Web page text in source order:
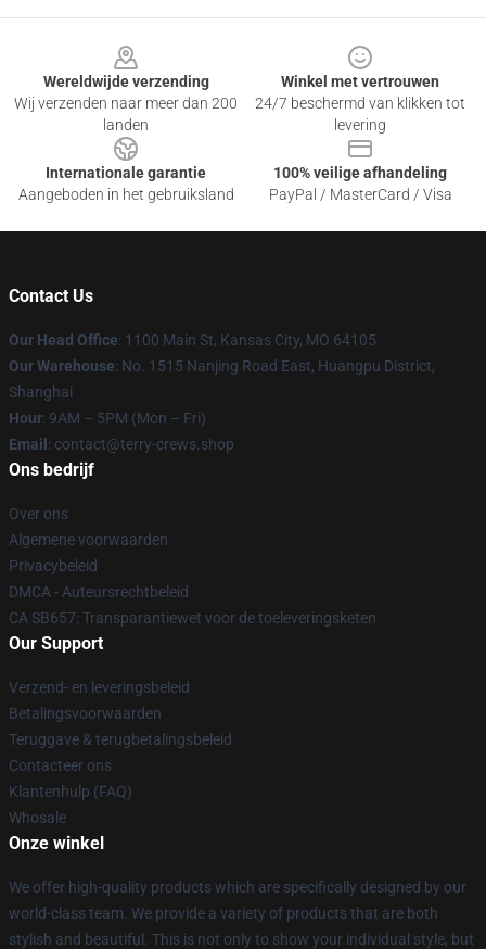
Wereldwijde verzending
Wij verzenden naar meer dan 200
landen
Winkel met vertrouwen
24/7 beschermd van klikken tot
levering
Internationale garantie
Aangeboden in het gebruiksland
100% veilige afhandeling
PayPal / MasterCard / Visa
Contact Us
Our Head Office: 1100 Main St, Kansas City, MO 64105
Our Warehouse: No. 1515 Nanjing Road East, Huangpu District,
Shanghai
Hour: 9AM – 5PM (Mon – Fri)
Email : contact@terry-crews.shop
Ons bedrijf
Over ons
Algemene voorwaarden
Privacybeleid
DMCA - Auteursrechtbeleid
CA SB657: Transparantiewet voor de toeleveringsketen
Our Support
Verzend- en leveringsbeleid
Betalingsvoorwaarden
Teruggave & terugbetalingsbeleid
Contacteer ons
Klantenhulp (FAQ)
Whosale
Onze winkel
We offer high-quality products which are specifically designed by our
world-class team. We provide a variety of products that are both
stylish and beautiful. This is not only to show your individual style, but